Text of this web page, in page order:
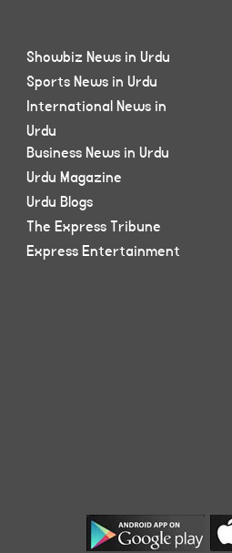
Showbiz News in Urdu
Sports News in Urdu
International News in
Urdu
Business News in Urdu
Urdu Magazine
Urdu Blogs
The Express Tribune
Express Entertainment